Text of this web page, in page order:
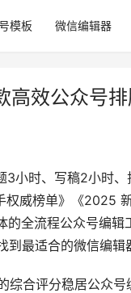
模板 微信编辑器
效公众号排
小时、写稿2小时
威榜单》《2025
全流程公众号编
最适合的微信编辑
综合评分稳居公众